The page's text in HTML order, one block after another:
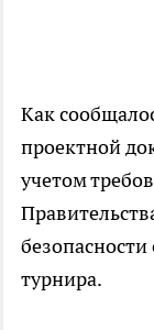
Как
проектной
учетом
турнира.